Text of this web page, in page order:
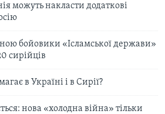
можуть накласти додаткові
бойовики «Ісламської держави»
сирійців
в Україні і в Сирії?
нова «холодна війна» тільки